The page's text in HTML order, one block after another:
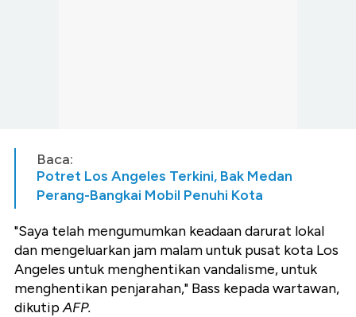
Baca:
Potret Los Angeles Terkini, Bak Medan
Perang-Bangkai Mobil Penuhi Kota
"Saya telah mengumumkan keadaan darurat lokal
dan mengeluarkan jam malam untuk pusat kota Los
Angeles untuk menghentikan vandalisme, untuk
menghentikan penjarahan," Bass kepada wartawan,
dikutipAFP.